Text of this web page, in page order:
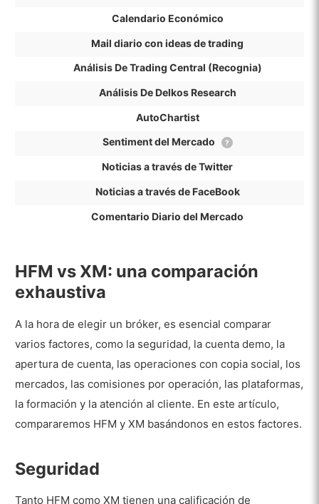
Calendario Económico
Mail diario con ideas de trading
Análisis De Trading Central (Recognia)
Análisis De Delkos Research
AutoChartist
Sentiment del Mercado ?
Noticias a través de Twitter
Noticias a través de FaceBook
Comentario Diario del Mercado
HFM vs XM: una comparación
exhaustiva
A la hora de elegir un bróker, es esencial comparar
varios factores, como la seguridad, la cuenta demo, la
apertura de cuenta, las operaciones con copia social, los
mercados, las comisiones por operación, las plataformas,
la formación y la atención al cliente. En este artículo,
compararemos HFM y XM basándonos en estos factores.
Seguridad
Tanto HFM como XM tienen una calificación de